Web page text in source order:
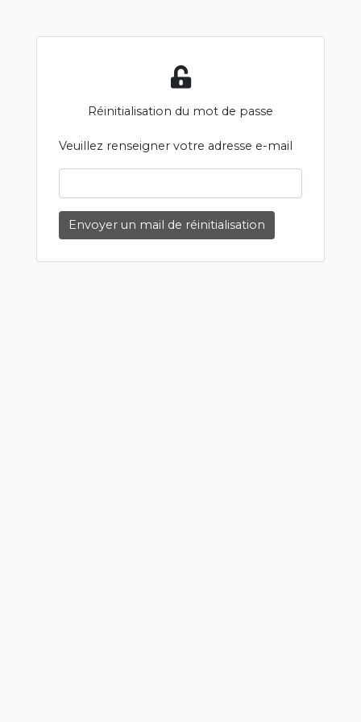
Réinitialisation du mot de passe
Veuillez renseigner votre adresse e-mail
Envoyer un mail de réinitialisation